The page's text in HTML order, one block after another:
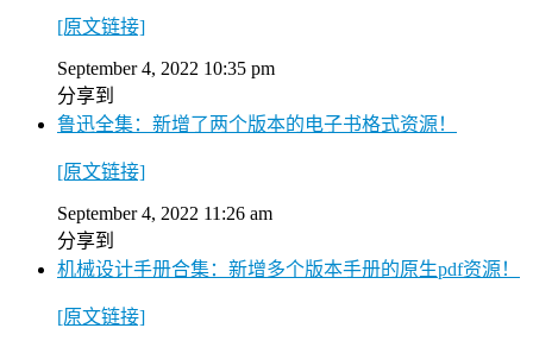
[原文链接]
September 4, 2022 10:35 pm
分享到
鲁迅全集：新增了两个版本的电子书格式资源！
[原文链接]
September 4, 2022 11:26 am
分享到
机械设计手册合集：新增多个版本手册的原生pdf资源！
[原文链接]